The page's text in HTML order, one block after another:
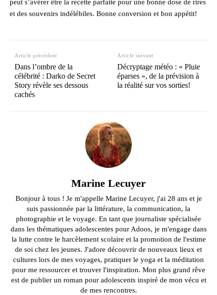
peut s’avérer être la recette parfaite pour une bonne dose de rires
et des souvenirs indélébiles. Bonne conversion et bon appétit!
Article précédent
Dans l’ombre de la
célébrité : Darko de Secret
Story révèle ses dessous
cachés
Article suivant
Décryptage météo : « Pluie
éparses », de la prévision à
la réalité sur vos sorties!
Marine Lecuyer
Bonjour à tous ! Je m'appelle Marine Lecuyer, j'ai 28 ans et je
suis passionnée par la littérature, la communication, la
photographie et le voyage. En tant que journaliste spécialisée
dans les thématiques adolescentes pour Adoos, je m'engage dans
la lutte contre le harcèlement scolaire et la promotion de l'estime
de soi chez les jeunes. J'adore découvrir de nouveaux lieux et
cultures lors de mes voyages, pratiquer le yoga et la méditation
pour me ressourcer et trouver l'inspiration. Mon plus grand rêve
est de publier un roman pour adolescents inspiré de mon vécu et
de mes rencontres.